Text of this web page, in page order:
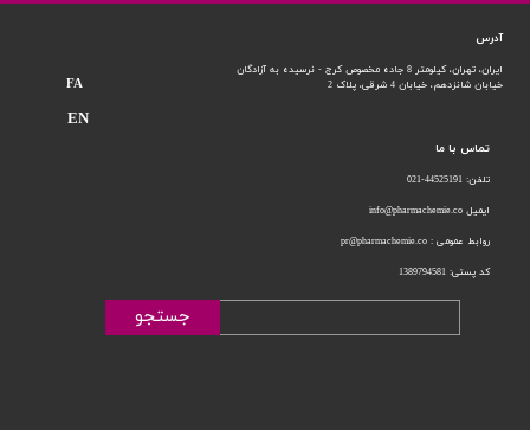
تماس با ما
تلفن: 44525191-021
ایمیل info@pharmachemie.co
روابط عمومی : pr@pharmachemie.co
کد پستی: 1389794581
آدرس
ایران، تهران، کیلومتر 8 جاده مخصوص کرج - نرسیده به آزادگان
خیابان شانزدهم، خیابان 4 شرقی، پلاک 2
جستجو
FA